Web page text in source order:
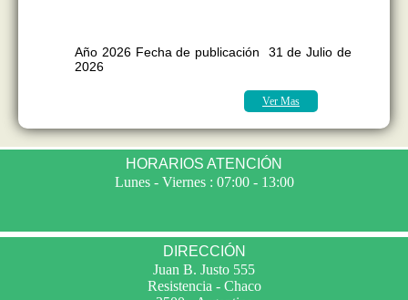
Año 2026 Fecha de publicación 31 de Julio de
2026
Ver Mas
HORARIOS ATENCIÓN
Lunes - Viernes : 07:00 - 13:00
DIRECCIÓN
Juan B. Justo 555
Resistencia - Chaco